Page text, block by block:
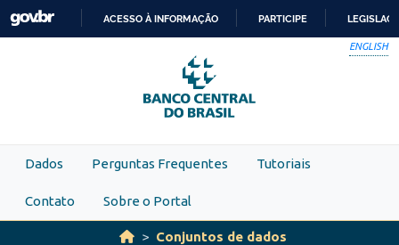
Skip to main content
PARA
O
CONTEÚDO
ACESSO À INFORMAÇÃO PARTICIPE
ENGLISH
Dados Perguntas Frequentes Tutoriais
Contato Sobre o Portal
Conjuntos de dados